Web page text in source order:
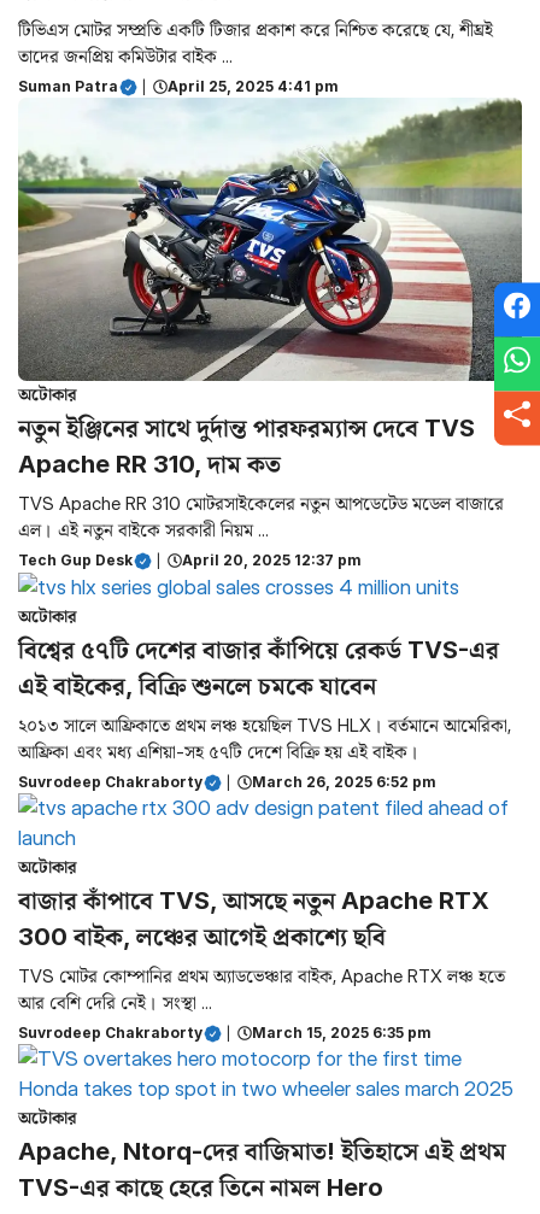
টিভিএস মোটর সম্প্রতি একটি টিজার প্রকাশ করে নিশ্চিত করেছে যে, শীঘ্রই
তাদের জনপ্রিয় কমিউটার বাইক ...
Suman Patra April 25, 2025 4:41 pm
অটোকার
নতুন ইঞ্জিনের সাথে দুর্দান্ত পারফরম্যান্স দেবে TVS
Apache RR 310, দাম কত
TVS Apache RR 310 মোটরসাইকেলের নতুন আপডেটেড মডেল বাজারে
এল। এই নতুন বাইকে সরকারী নিয়ম ...
Tech Gup Desk April 20, 2025 12:37 pm
অটোকার
বিশ্বের ৫৭টি দেশের বাজার কাঁপিয়ে রেকর্ড TVS-এর
এই বাইকের, বিক্রি শুনলে চমকে যাবেন
২০১৩ সালে আফ্রিকাতে প্রথম লঞ্চ হয়েছিল TVS HLX। বর্তমানে আমেরিকা,
আফ্রিকা এবং মধ্য এশিয়া-সহ ৫৭টি দেশে বিক্রি হয় এই বাইক।
Suvrodeep Chakraborty March 26, 2025 6:52 pm
অটোকার
বাজার কাঁপাবে TVS, আসছে নতুন Apache RTX
300 বাইক, লঞ্চের আগেই প্রকাশ্যে ছবি
TVS মোটর কোম্পানির প্রথম অ্যাডভেঞ্চার বাইক, Apache RTX লঞ্চ হতে
আর বেশি দেরি নেই। সংস্থা ...
Suvrodeep Chakraborty March 15, 2025 6:35 pm
অটোকার
Apache, Ntorq-দের বাজিমাত! ইতিহাসে এই প্রথম
TVS-এর কাছে হেরে তিনে নামল Hero